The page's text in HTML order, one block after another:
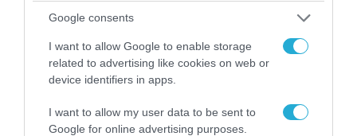
Google consents
I want to allow Google to enable storage
related to advertising like cookies on web or
device identifiers in apps.
I want to allow my user data to be sent to
Google for online advertising purposes.
ΗΠΑ: Nέα στοιχεία για το περιστατικό με το
προεδρικό ελικόπτερο Marine One – Βρέθηκε
δίπλα σε επιβατικό αεροσκάφος